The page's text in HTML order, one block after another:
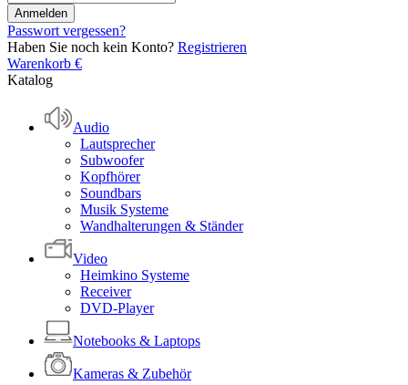
Passwort vergessen?
Haben Sie noch kein Konto? Registrieren
Warenkorb €
Katalog
Audio
Lautsprecher
Subwoofer
Kopfhörer
Soundbars
Musik Systeme
Wandhalterungen & Ständer
Video
Heimkino Systeme
Receiver
DVD-Player
Notebooks & Laptops
Kameras & Zubehör